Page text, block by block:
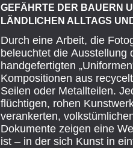
EFÄHRTE DER BAUERN
ÄNDLICHEN ALLTAGS
Durch eine Arbeit, die
beleuchtet die Ausstellung
handgefertigten
Kompositionen aus
Seilen oder Metallteilen.
flüchtigen, rohen
verankerten,
Dokumente zeigen eine
ist – in der sich Kunst in